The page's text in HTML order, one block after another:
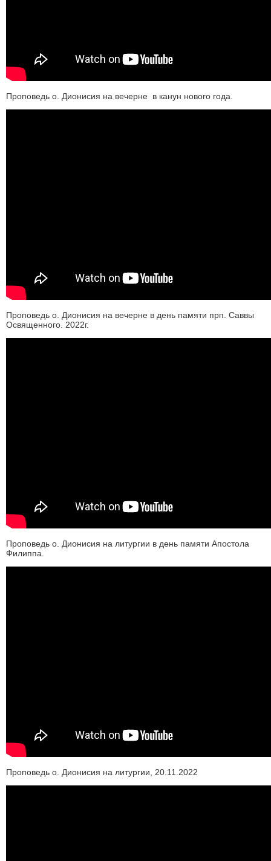
Проповедь о. Дионисия на вечерне в канун нового года.
Проповедь о. Дионисия на вечерне в день памяти прп. Саввы
Освященного. 2022г.
Проповедь о. Дионисия на литургии в день памяти Апостола
Филиппа.
Проповедь о. Дионисия на литургии, 20.11.2022